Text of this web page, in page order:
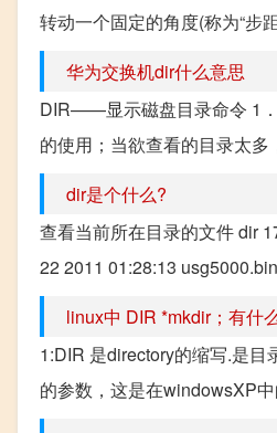
转动一个固定的角度(称为“步
华为交换机dir什么意思
DIR——显示磁盘目录命令 1．
的使用；当欲查看的目录太
dir是个什么?
查看当前所在目录的文件 dir
22 2011 01:28:13
linux中 DIR *mkdir；有什
1:DIR 是directory的缩写.是
的参数，这是在windowsXP